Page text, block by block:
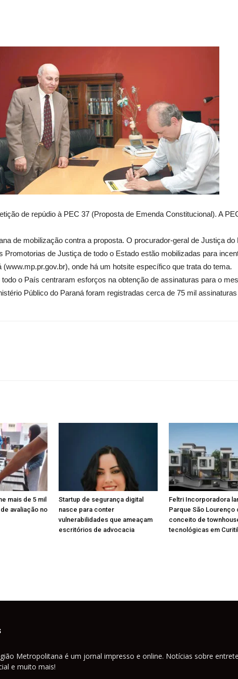
de repúdio à PEC 37 (Proposta de Emenda Constitucional). A
de mobilização contra a proposta. O procurador-geral de Justiça
Promotorias de Justiça de todo o Estado estão mobilizadas para
onde há um hotsite específico que trata do tema.
o País centraram esforços na obtenção de assinaturas para o
Público do Paraná foram registradas cerca de 75 mil
mais de 5 mil
avaliação no
Startup de segurança digital
nasce para conter
vulnerabilidades que ameaçam
escritórios de advocacia
Feltri Incorporadora
Parque São Lourenço
conceito de
tecnológicas em
Metropolitana é um jornal impresso e online. Notícias sobre
e muito mais!